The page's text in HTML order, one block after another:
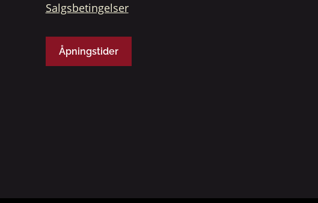
Salgsbetingelser
Åpningstider